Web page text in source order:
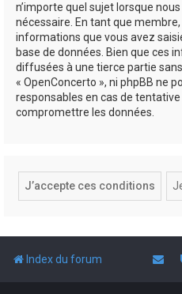
n’importe quel sujet lorsque
nécessaire. En tant que
informations que vous avez
base de données. Bien que ces
diffusées à une tierce partie
« OpenConcerto », ni phpBB ne
responsables en cas de
compromettre les données.
Index du forum